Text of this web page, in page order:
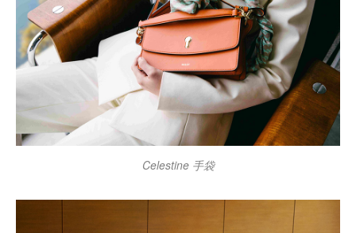
Celestine 手袋